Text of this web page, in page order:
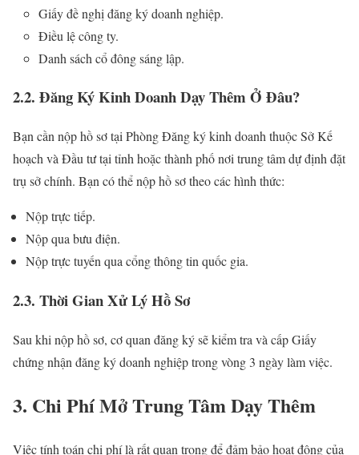
Giấy đề nghị đăng ký doanh nghiệp.
Điều lệ công ty.
Danh sách cổ đông sáng lập.
2.2. Đăng Ký Kinh Doanh Dạy Thêm Ở Đâu?
Bạn cần nộp hồ sơ tại Phòng Đăng ký kinh doanh thuộc Sở Kế
hoạch và Đầu tư tại tỉnh hoặc thành phố nơi trung tâm dự định đặt
trụ sở chính. Bạn có thể nộp hồ sơ theo các hình thức:
Nộp trực tiếp.
Nộp qua bưu điện.
Nộp trực tuyến qua cổng thông tin quốc gia.
2.3. Thời Gian Xử Lý Hồ Sơ
Sau khi nộp hồ sơ, cơ quan đăng ký sẽ kiểm tra và cấp Giấy
chứng nhận đăng ký doanh nghiệp trong vòng 3 ngày làm việc.
3. Chi Phí Mở Trung Tâm Dạy Thêm
Việc tính toán chi phí là rất quan trọng để đảm bảo hoạt động của